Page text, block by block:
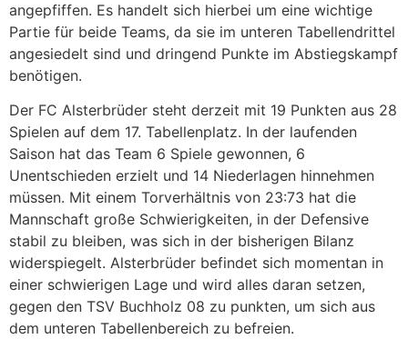
angepfiffen. Es handelt sich hierbei um eine wichtige
Partie für beide Teams, da sie im unteren Tabellendrittel
angesiedelt sind und dringend Punkte im Abstiegskampf
benötigen.
Der FC Alsterbrüder steht derzeit mit 19 Punkten aus 28
Spielen auf dem 17. Tabellenplatz. In der laufenden
Saison hat das Team 6 Spiele gewonnen, 6
Unentschieden erzielt und 14 Niederlagen hinnehmen
müssen. Mit einem Torverhältnis von 23:73 hat die
Mannschaft große Schwierigkeiten, in der Defensive
stabil zu bleiben, was sich in der bisherigen Bilanz
widerspiegelt. Alsterbrüder befindet sich momentan in
einer schwierigen Lage und wird alles daran setzen,
gegen den TSV Buchholz 08 zu punkten, um sich aus
dem unteren Tabellenbereich zu befreien.